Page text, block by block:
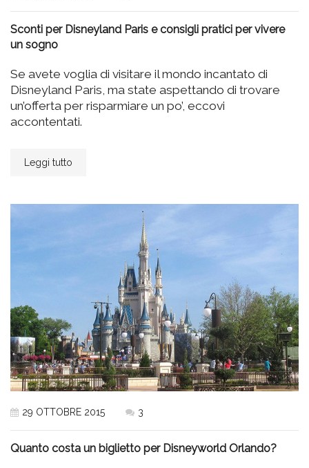
Sconti per Disneyland Paris e consigli pratici per vivere
un sogno
Se avete voglia di visitare il mondo incantato di
Disneyland Paris, ma state aspettando di trovare
un’offerta per risparmiare un po’, eccovi
accontentati.
Leggi tutto
29 OTTOBRE 2015 3
Quanto costa un biglietto per Disneyworld Orlando?